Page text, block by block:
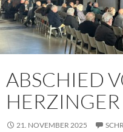
ABSCHIED
21. NOVEMBER 2025